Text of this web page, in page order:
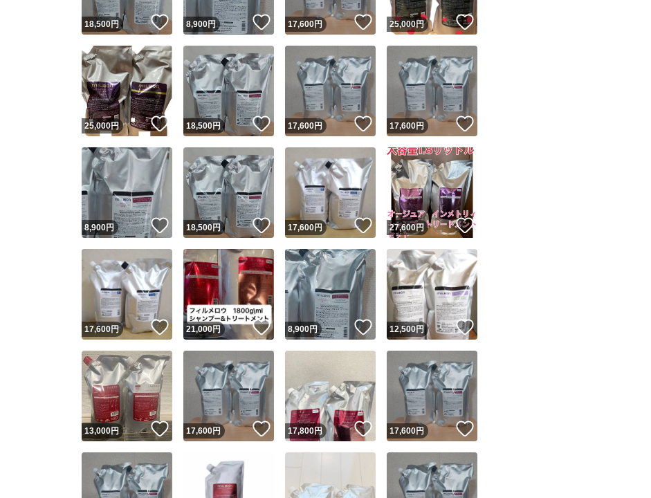
18,500円 いいね！
8,900円 いいね！
17,600円 いいね！
25,000円 いいね！
25,000円 いいね！
18,500円 いいね！
17,600円 いいね！
17,600円
8,900円 いいね！
18,500円 いいね！
17,600円 いいね！
27,600円 いいね！
17,600円 いいね！
21,000円 いいね！
8,900円 いいね！
12,500円
13,000円 いいね！
17,600円 いいね！
17,800円 いいね！
17,600円